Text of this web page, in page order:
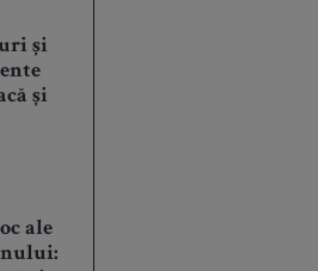
și
și
ale